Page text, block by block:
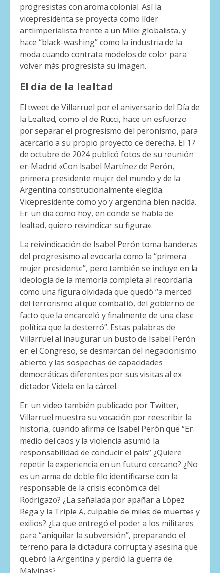
progresistas con aroma colonial. Así la
vicepresidenta se proyecta como líder
antiimperialista frente a un Milei globalista, y
hace “black-washing” como la industria de la
moda cuando contrata modelos de color para
volver más progresista su imagen.
El día de la lealtad
El tweet de Villarruel por el aniversario del Día de
la Lealtad, como el de Rucci, hace un esfuerzo
por separar el progresismo del peronismo, para
acercarlo a su propio proyecto de derecha. El 17
de octubre de 2024 publicó fotos de su reunión
en Madrid «Con Isabel Martínez de Perón,
primera presidente mujer del mundo y de la
Argentina constitucionalmente elegida.
Vicepresidente como yo y argentina bien nacida.
En un día cómo hoy, en donde se habla de
lealtad, quiero reivindicar su figura».
La reivindicación de Isabel Perón toma banderas
del progresismo al evocarla como la “primera
mujer presidente”, pero también se incluye en la
ideología de la memoria completa al recordarla
como una figura olvidada que quedó “a merced
del terrorismo al que combatió, del gobierno de
facto que la encarceló y finalmente de una clase
política que la desterró”. Estas palabras de
Villarruel al inaugurar un busto de Isabel Perón
en el Congreso, se desmarcan del negacionismo
abierto y las sospechas de capacidades
democráticas diferentes por sus visitas al ex
dictador Videla en la cárcel.
En un video también publicado por Twitter,
Villarruel muestra su vocación por reescribir la
historia, cuando afirma de Isabel Perón que “En
medio del caos y la violencia asumió la
responsabilidad de conducir el país” ¿Quiere
repetir la experiencia en un futuro cercano? ¿No
es un arma de doble filo identificarse con la
responsable de la crisis económica del
Rodrigazo? ¿La señalada por apañar a López
Rega y la Triple A, culpable de miles de muertes y
exilios? ¿La que entregó el poder a los militares
para “aniquilar la subversión”, preparando el
terreno para la dictadura corrupta y asesina que
quebró la Argentina y perdió la guerra de
Malvinas?